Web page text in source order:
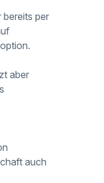
bereits per
aber
auch